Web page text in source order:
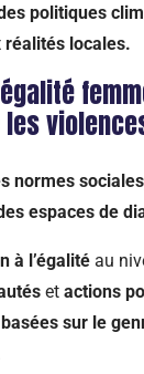
politiques
réalités locales.
normes
espaces de
à l’égalité au
et actions
sur le